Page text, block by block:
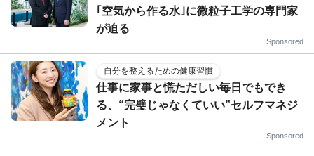
｢空気から作る水｣に微粒子工学の専門家
が迫る
Sponsored
自分を整えるための健康習慣
仕事に家事と慌ただしい毎日でもでき
る、“完璧じゃなくていい”セルフマネジ
メント
Sponsored